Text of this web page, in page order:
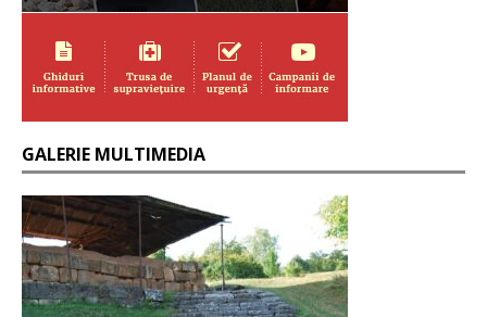
GALERIE MULTIMEDIA